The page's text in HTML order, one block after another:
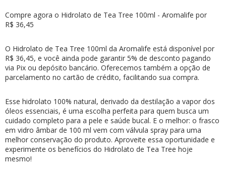
Compre agora o Hidrolato de Tea Tree 100ml - Aromalife por
R$ 36,45
O Hidrolato de Tea Tree 100ml da Aromalife está disponível por
R$ 36,45, e você ainda pode garantir 5% de desconto pagando
via Pix ou depósito bancário. Oferecemos também a opção de
parcelamento no cartão de crédito, facilitando sua compra.
Esse hidrolato 100% natural, derivado da destilação a vapor dos
óleos essenciais, é uma escolha perfeita para quem busca um
cuidado completo para a pele e saúde bucal. E o melhor: o frasco
em vidro âmbar de 100 ml vem com válvula spray para uma
melhor conservação do produto. Aproveite essa oportunidade e
experimente os benefícios do Hidrolato de Tea Tree hoje
mesmo!